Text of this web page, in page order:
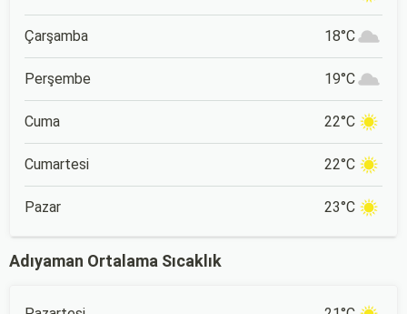
Çarşamba 18°C
Perşembe 19°C
Cuma 22°C
Cumartesi 22°C
Pazar 23°C
Adıyaman Ortalama Sıcaklık